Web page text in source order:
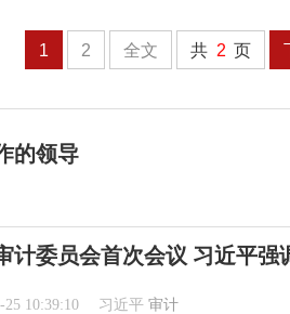
1 2 全文 共 2 页
的领导
计委员会首次会议 习近平强
25 10:39:10 习近平 审计